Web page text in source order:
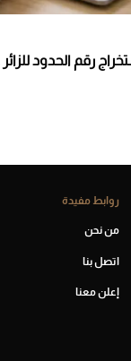
رقم الحدود للزائر
روابط مفيدة
من نحن
اتصل بنا
إعلن معنا